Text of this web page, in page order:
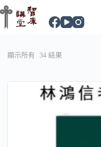
顯示所有 34 結果